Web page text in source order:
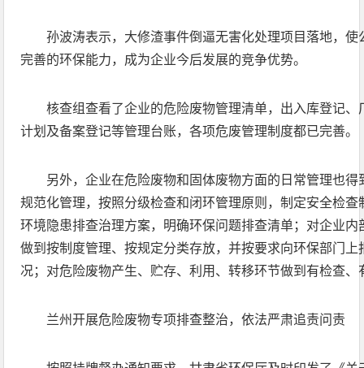
孙波涛表示，大修渣事件倒逼无害化处理项目落地，
完善的环保能力，成为企业今后发展的竞争优势。
核查组查看了企业的危险废物管理清单，出入库登记
计划及备案登记等管理台账，各项危废管理制度都已完善。
另外，企业在危险废物和固体废物方面的日常管理也
规范化管理，按照分级检查和闭环管理原则，制定安全检
环境隐患排查治理方案，明确环保问题排查清单；对企业
做到按制度管理、按规定分类存放，并按要求向环保部门
况；对危险废物产生、贮存、利用、转移环节做到有检查
兰州开展危险废物专项排查整治，依法严肃追责问责